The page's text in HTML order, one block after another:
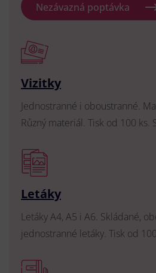
Nezávazná poptávka
Vizitky
Jednostranné i oboustranné.
Různý materiál. Tisk od 100 ks.
Letáky
Letáky A4, A5 i A6. Skládané,
jednostranné letáky. Tisk od